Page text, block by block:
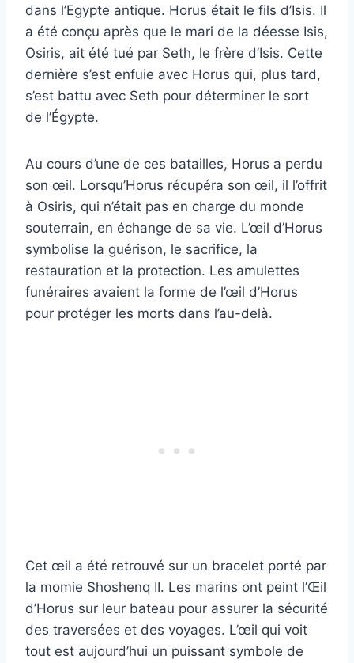
dans l’Egypte antique. Horus était le fils d’Isis. Il
a été conçu après que le mari de la déesse Isis,
Osiris, ait été tué par Seth, le frère d’Isis. Cette
dernière s’est enfuie avec Horus qui, plus tard,
s’est battu avec Seth pour déterminer le sort
de l’Égypte.
Au cours d’une de ces batailles, Horus a perdu
son œil. Lorsqu’Horus récupéra son œil, il l’offrit
à Osiris, qui n’était pas en charge du monde
souterrain, en échange de sa vie. L’œil d’Horus
symbolise la guérison, le sacrifice, la
restauration et la protection. Les amulettes
funéraires avaient la forme de l’œil d’Horus
pour protéger les morts dans l’au-delà.
Cet œil a été retrouvé sur un bracelet porté par
la momie Shoshenq II. Les marins ont peint l’Œil
d’Horus sur leur bateau pour assurer la sécurité
des traversées et des voyages. L’œil qui voit
tout est aujourd’hui un puissant symbole de